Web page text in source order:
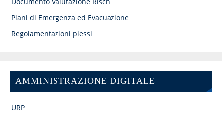
Documento Valutazione Rischi
Piani di Emergenza ed Evacuazione
Regolamentazioni plessi
AMMINISTRAZIONE DIGITALE
URP